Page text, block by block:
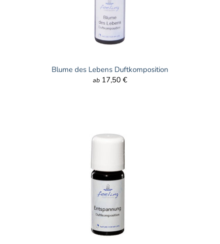
Blume des Lebens Duftkomposition
ab 17,50 €